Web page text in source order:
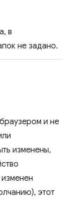
в
не задано.
и не
изменены,
этот